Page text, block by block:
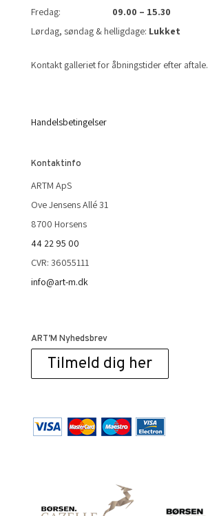
Fredag: 09.00 – 15.30
Lørdag, søndag & helligdage: Lukket
Kontakt galleriet for åbningstider efter aftale.
Handelsbetingelser
Kontaktinfo
ARTM ApS
Ove Jensens Allé 31
8700 Horsens
44 22 95 00
CVR: 36055111
info@art-m.dk
ART’M Nyhedsbrev
Tilmeld dig her